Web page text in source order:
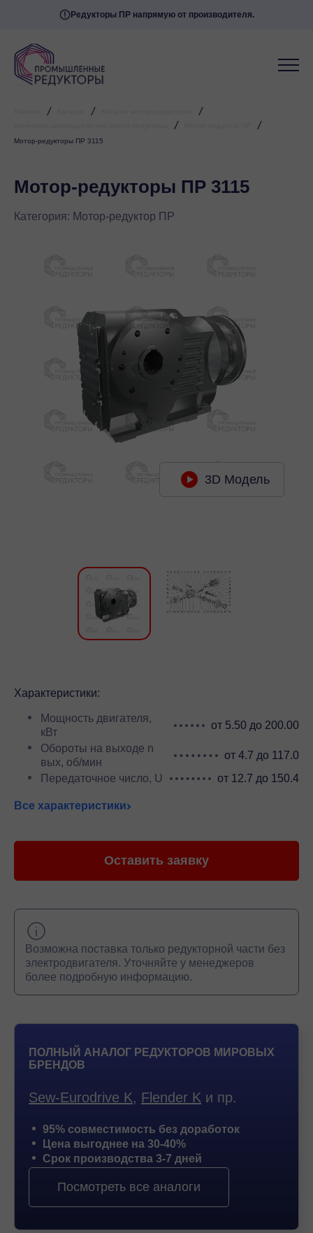
Редукторы ПР напрямую от производителя.
/ / /
/ /
Мотор-редукторы ПР 3115
3D Модель
Мотор-редукторы ПР 3115
Категория: Мотор-редуктор ПР
Характеристики:
Мощность двигателя,
кВт
от 5.50 до 200.00
Обороты на выходе n
вых, об/мин
от 4.7 до 117.0
Передаточное число, U
от 12.7 до 150.4
Все характеристики
Оставить заявку
Возможна поставка только редукторной части без
электродвигателя. Уточняйте у менеджеров
более подробную информацию.
ПОЛНЫЙ АНАЛОГ РЕДУКТОРОВ МИРОВЫХ
БРЕНДОВ
Sew-Eurodrive K, Flender K и пр.
95% совместимость без доработок
Цена выгоднее на 30-40%
Срок производства 3-7 дней
Посмотреть все аналоги